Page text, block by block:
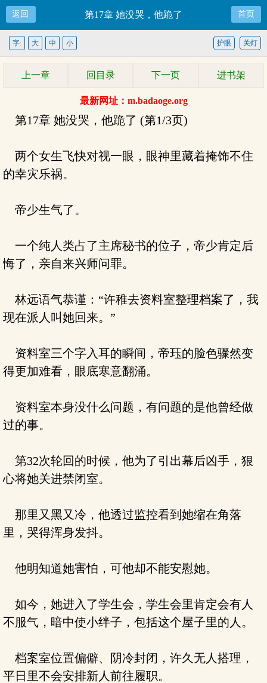
返回 第17章 她没哭，他跪了 首页
关灯
护眼
字: 大 中 小
上一章 回目录 下一页 进书架
最新网址：m.badaoge.org
第17章 她没哭，他跪了 (第1/3页)
两个女生飞快对视一眼，眼神里藏着掩饰不住
的幸灾乐祸。
帝少生气了。
一个纯人类占了主席秘书的位子，帝少肯定后
悔了，亲自来兴师问罪。
林远语气恭谨：“许稚去资料室整理档案了，我
现在派人叫她回来。”
资料室三个字入耳的瞬间，帝珏的脸色骤然变
得更加难看，眼底寒意翻涌。
资料室本身没什么问题，有问题的是他曾经做
过的事。
第32次轮回的时候，他为了引出幕后凶手，狠
心将她关进禁闭室。
那里又黑又冷，他透过监控看到她缩在角落
里，哭得浑身发抖。
他明知道她害怕，可他却不能安慰她。
如今，她进入了学生会，学生会里肯定会有人
不服气，暗中使小绊子，包括这个屋子里的人。
档案室位置偏僻、阴冷封闭，许久无人搭理，
平日里不会安排新人前往履职。